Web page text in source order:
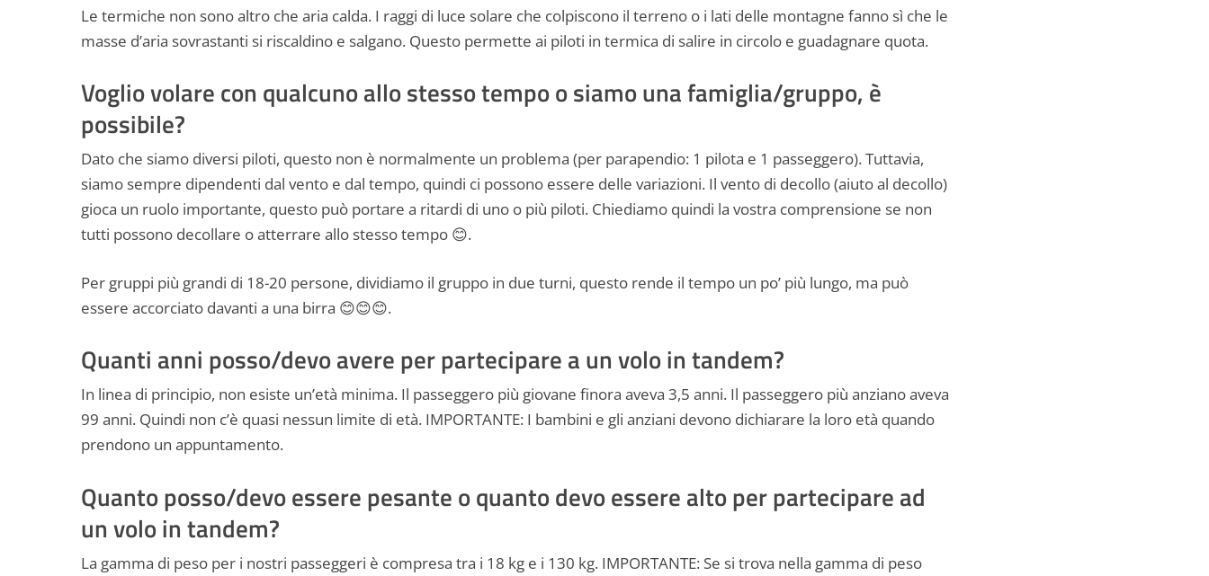
Le termiche non sono altro che aria calda. I raggi di luce solare che colpiscono il terreno o i lati delle montagne fanno sì che le
masse d’aria sovrastanti si riscaldino e salgano. Questo permette ai piloti in termica di salire in circolo e guadagnare quota.
Voglio volare con qualcuno allo stesso tempo o siamo una famiglia/gruppo, è
possibile?
Dato che siamo diversi piloti, questo non è normalmente un problema (per parapendio: 1 pilota e 1 passeggero). Tuttavia,
siamo sempre dipendenti dal vento e dal tempo, quindi ci possono essere delle variazioni. Il vento di decollo (aiuto al decollo)
gioca un ruolo importante, questo può portare a ritardi di uno o più piloti. Chiediamo quindi la vostra comprensione se non
tutti possono decollare o atterrare allo stesso tempo 😊.
Per gruppi più grandi di 18-20 persone, dividiamo il gruppo in due turni, questo rende il tempo un po’ più lungo, ma può
essere accorciato davanti a una birra 😊😊😊.
Quanti anni posso/devo avere per partecipare a un volo in tandem?
In linea di principio, non esiste un’età minima. Il passeggero più giovane finora aveva 3,5 anni. Il passeggero più anziano aveva
99 anni. Quindi non c’è quasi nessun limite di età. IMPORTANTE: I bambini e gli anziani devono dichiarare la loro età quando
prendono un appuntamento.
Quanto posso/devo essere pesante o quanto devo essere alto per partecipare ad
un volo in tandem?
La gamma di peso per i nostri passeggeri è compresa tra i 18 kg e i 130 kg. IMPORTANTE: Se si trova nella gamma di peso